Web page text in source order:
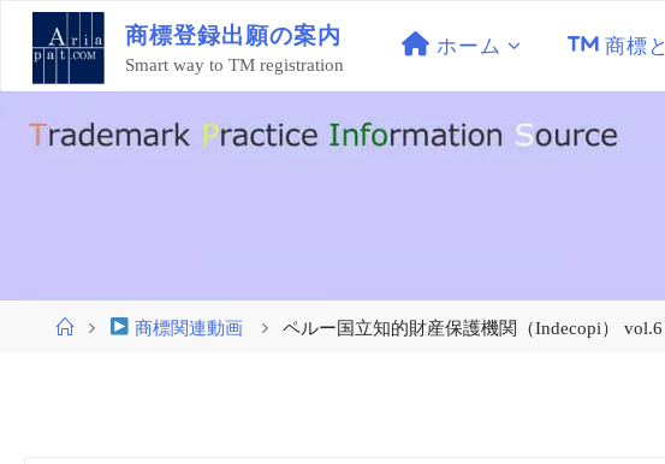
ン
商標登録出願の案内
Smart way to TM registration
ホーム 商標
ホ
商標関連動画 ペルー国立知的財産保護機関（Indecopi） vol.6